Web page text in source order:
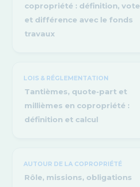
copropriété : définition, vote
et différence avec le fonds
travaux
LOIS & RÉGLEMENTATION
Tantièmes, quote-part et
millièmes en copropriété :
définition et calcul
AUTOUR DE LA COPROPRIÉTÉ
Rôle, missions, obligations